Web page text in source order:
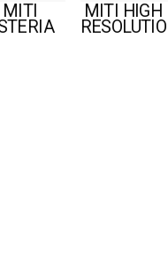
MITI MITI HIGH